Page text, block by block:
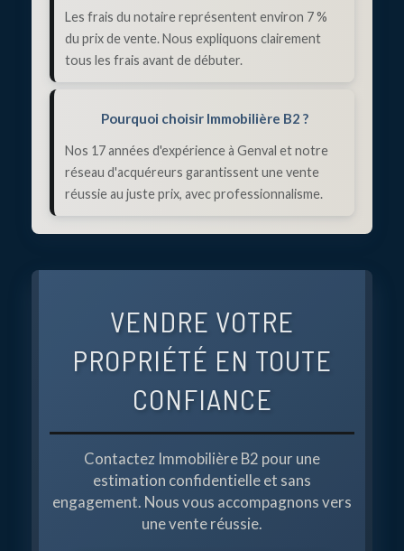
Les frais du notaire représentent environ 7 %
du prix de vente. Nous expliquons clairement
tous les frais avant de débuter.
Pourquoi choisir Immobilière B2 ?
Nos 17 années d'expérience à Genval et notre
réseau d'acquéreurs garantissent une vente
réussie au juste prix, avec professionnalisme.
VENDRE VOTRE
PROPRIÉTÉ EN TOUTE
CONFIANCE
Contactez Immobilière B2 pour une
estimation confidentielle et sans
engagement. Nous vous accompagnons vers
une vente réussie.